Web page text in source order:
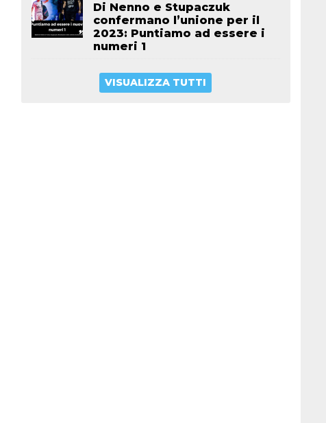
Di Nenno e Stupaczuk
confermano l’unione per il
2023: Puntiamo ad essere i
numeri 1
VISUALIZZA TUTTI